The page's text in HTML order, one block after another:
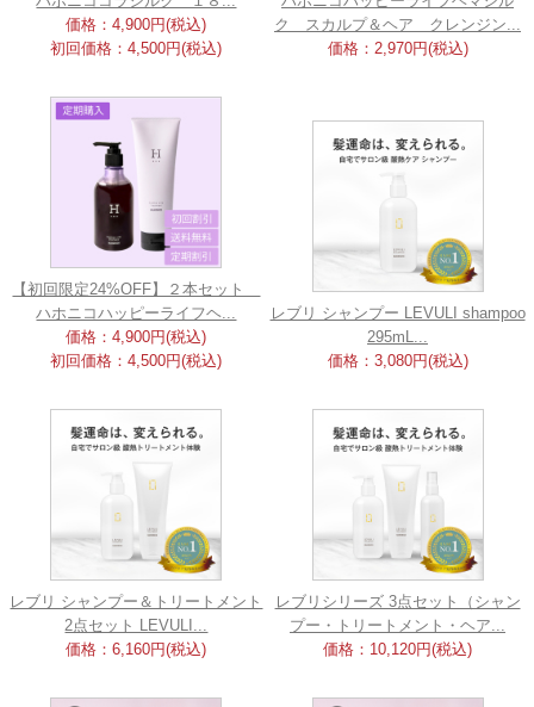
価格：4,900円(税込)
初回価格：4,500円(税込)
ク スカルプ＆ヘア クレンジン...
価格：2,970円(税込)
【初回限定24%OFF】２本セット
ハホニコハッピーライフヘ...
価格：4,900円(税込)
初回価格：4,500円(税込)
レブリ シャンプー LEVULI shampoo
295mL...
価格：3,080円(税込)
レブリ シャンプー＆トリートメント
2点セット LEVULI...
価格：6,160円(税込)
レブリシリーズ 3点セット（シャン
プー・トリートメント・ヘア...
価格：10,120円(税込)